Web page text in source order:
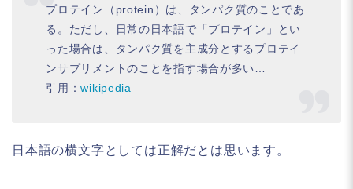
プロテイン（protein）は、タンパク質のことであ
る。ただし、日常の日本語で「プロテイン」とい
った場合は、タンパク質を主成分とするプロテイ
ンサプリメントのことを指す場合が多い…
引用：wikipedia
日本語の横文字としては正解だとは思います。